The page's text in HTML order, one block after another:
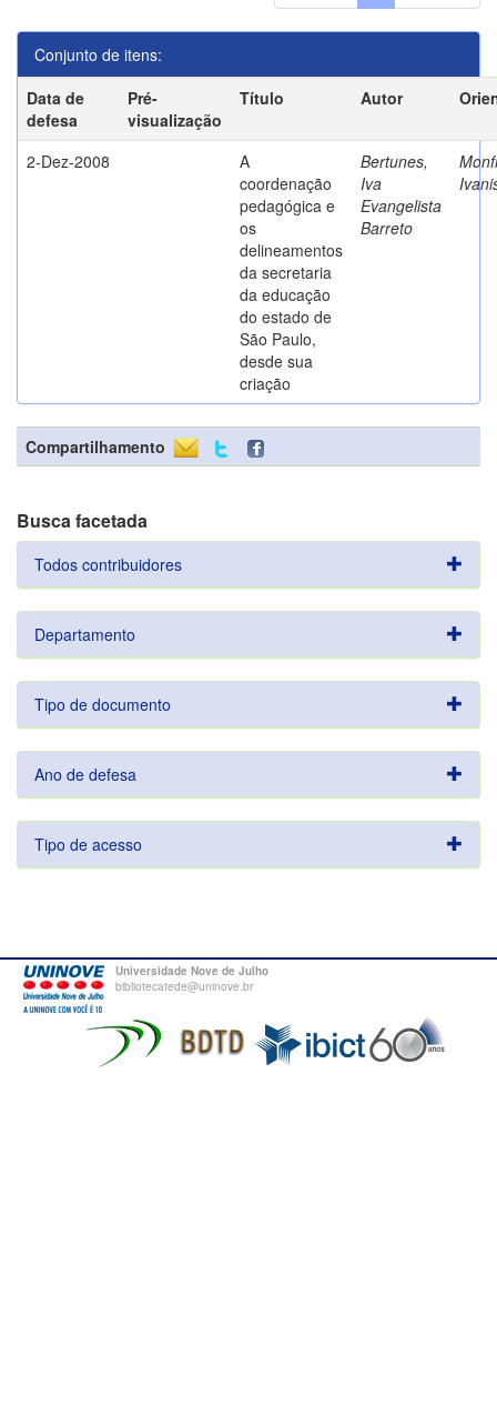
Conjunto de itens:
Data de
defesa
Pré-
visualização
Título Autor
2-Dez-2008
A
coordenação
pedagógica e
os
delineamentos
da secretaria
da educação
do estado de
São Paulo,
desde sua
criação
Bertunes,
Iva
Evangelista
Barreto
Compartilhamento
Busca facetada
Todos contribuidores
Departamento
Tipo de documento
Ano de defesa
Tipo de acesso
Universidade Nove de Julho
bibliotecatede@uninove.br